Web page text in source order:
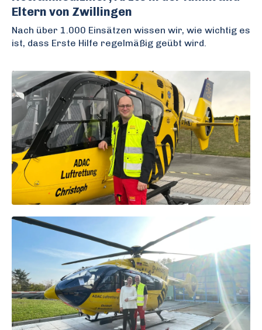
Eltern von Zwillingen
Nach über 1.000 Einsätzen wissen wir, wie wichtig es
ist, dass Erste Hilfe regelmäßig geübt wird.